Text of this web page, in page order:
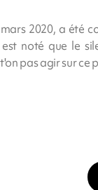
2020, a été
noté que le
pas agir sur ce